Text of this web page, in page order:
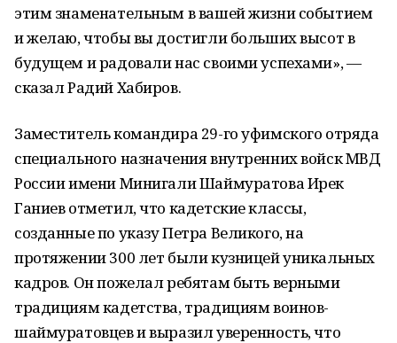
этим знаменательным в вашей жизни событием
и желаю, чтобы вы достигли больших высот в
будущем и радовали нас своими успехами», —
сказал Радий Хабиров.
Заместитель командира 29-го уфимского отряда
специального назначения внутренних войск МВД
России имени Минигали Шаймуратова Ирек
Ганиев отметил, что кадетские классы,
созданные по указу Петра Великого, на
протяжении 300 лет были кузницей уникальных
кадров. Он пожелал ребятам быть верными
традициям кадетства, традициям воинов-
шаймуратовцев и выразил уверенность, что